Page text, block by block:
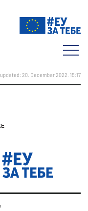
20. Decembar 2022. 15:17